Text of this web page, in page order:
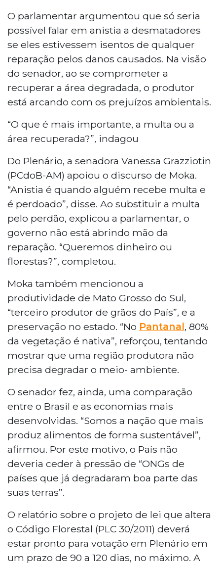
O parlamentar argumentou que só seria
possível falar em anistia a desmatadores
se eles estivessem isentos de qualquer
reparação pelos danos causados. Na visão
do senador, ao se comprometer a
recuperar a área degradada, o produtor
está arcando com os prejuízos ambientais.
“O que é mais importante, a multa ou a
área recuperada?”, indagou
Do Plenário, a senadora Vanessa Grazziotin
(PCdoB-AM) apoiou o discurso de Moka.
“Anistia é quando alguém recebe multa e
é perdoado”, disse. Ao substituir a multa
pelo perdão, explicou a parlamentar, o
governo não está abrindo mão da
reparação. “Queremos dinheiro ou
florestas?”, completou.
Moka também mencionou a
produtividade de Mato Grosso do Sul,
“terceiro produtor de grãos do País”, e a
preservação no estado. “No Pantanal, 80%
da vegetação é nativa”, reforçou, tentando
mostrar que uma região produtora não
precisa degradar o meio- ambiente.
O senador fez, ainda, uma comparação
entre o Brasil e as economias mais
desenvolvidas. “Somos a nação que mais
produz alimentos de forma sustentável”,
afirmou. Por este motivo, o País não
deveria ceder à pressão de “ONGs de
países que já degradaram boa parte das
suas terras”.
O relatório sobre o projeto de lei que altera
o Código Florestal (PLC 30/2011) deverá
estar pronto para votação em Plenário em
um prazo de 90 a 120 dias, no máximo. A